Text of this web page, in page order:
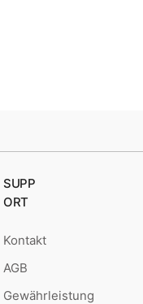
SUPP
ORT
Kontakt
AGB
Gewährleistung